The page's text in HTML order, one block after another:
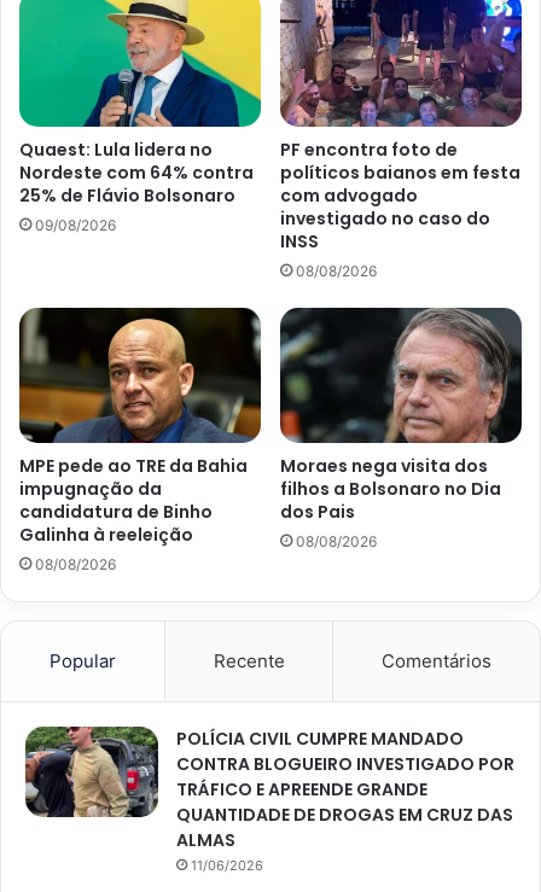
se
Quaest: Lula lidera no
Nordeste com 64% contra
25% de Flávio Bolsonaro
09/08/2026
PF encontra foto de
políticos baianos em festa
com advogado
investigado no caso do
INSS
08/08/2026
MPE pede ao TRE da Bahia
impugnação da
candidatura de Binho
Galinha à reeleição
08/08/2026
Moraes nega visita dos
filhos a Bolsonaro no Dia
dos Pais
08/08/2026
Popular Recente Comentários
POLÍCIA CIVIL CUMPRE MANDADO
CONTRA BLOGUEIRO INVESTIGADO POR
TRÁFICO E APREENDE GRANDE
QUANTIDADE DE DROGAS EM CRUZ DAS
ALMAS
11/06/2026